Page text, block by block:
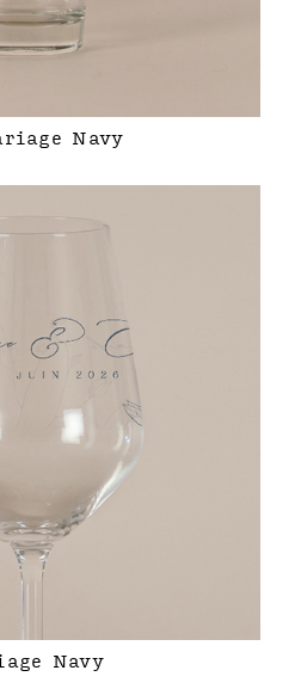
Navy
Navy